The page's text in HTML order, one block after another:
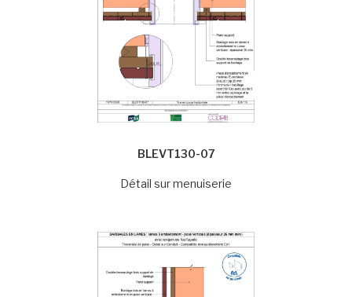
BLEVT130-07
Détail sur menuiserie